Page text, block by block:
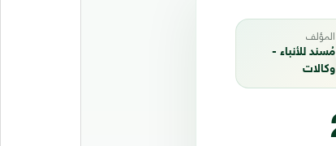
المؤلف
مُسند للأنباء -
وكالات